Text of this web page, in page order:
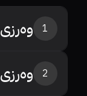
1 وەرزی
2 وەرزی